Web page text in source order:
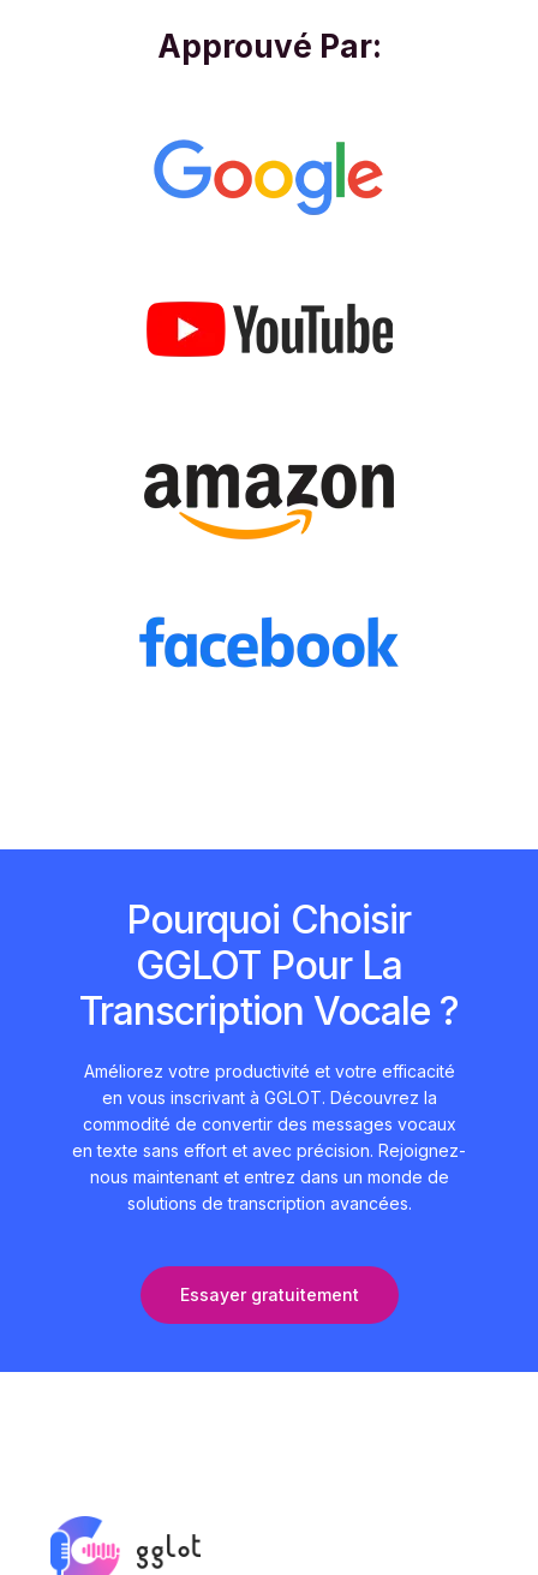
Approuvé Par:
Pourquoi Choisir
GGLOT Pour La
Transcription Vocale ?
Améliorez votre productivité et votre efficacité
en vous inscrivant à GGLOT. Découvrez la
commodité de convertir des messages vocaux
en texte sans effort et avec précision. Rejoignez-
nous maintenant et entrez dans un monde de
solutions de transcription avancées.
Essayer gratuitement